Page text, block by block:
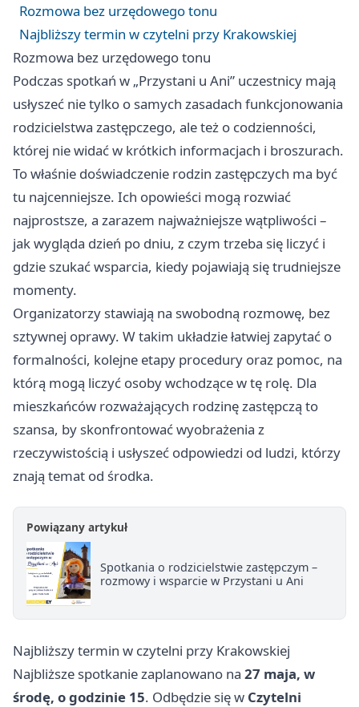
Rozmowa bez urzędowego tonu
Najbliższy termin w czytelni przy Krakowskiej
Rozmowa bez urzędowego tonu
Podczas spotkań w „Przystani u Ani” uczestnicy mają
usłyszeć nie tylko o samych zasadach funkcjonowania
rodzicielstwa zastępczego, ale też o codzienności,
której nie widać w krótkich informacjach i broszurach.
To właśnie doświadczenie rodzin zastępczych ma być
tu najcenniejsze. Ich opowieści mogą rozwiać
najprostsze, a zarazem najważniejsze wątpliwości –
jak wygląda dzień po dniu, z czym trzeba się liczyć i
gdzie szukać wsparcia, kiedy pojawiają się trudniejsze
momenty.
Organizatorzy stawiają na swobodną rozmowę, bez
sztywnej oprawy. W takim układzie łatwiej zapytać o
formalności, kolejne etapy procedury oraz pomoc, na
którą mogą liczyć osoby wchodzące w tę rolę. Dla
mieszkańców rozważających rodzinę zastępczą to
szansa, by skonfrontować wyobrażenia z
rzeczywistością i usłyszeć odpowiedzi od ludzi, którzy
znają temat od środka.
Powiązany artykuł
Spotkania o rodzicielstwie zastępczym –
rozmowy i wsparcie w Przystani u Ani
Najbliższy termin w czytelni przy Krakowskiej
Najbliższe spotkanie zaplanowano na 27 maja, w
środę, o godzinie 15. Odbędzie się w Czytelni